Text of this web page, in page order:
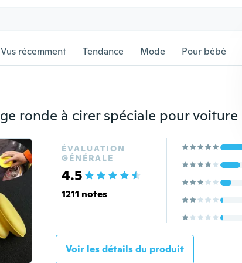
Vus récemment Tendance Mode Pour bébé
ÉVALUATION
GÉNÉRALE
4.5
1211 notes
Voir les détails du produit